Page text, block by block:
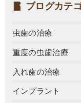
ブログカテ
虫歯の治療
重度の虫歯治療
入れ歯の治療
インプラント